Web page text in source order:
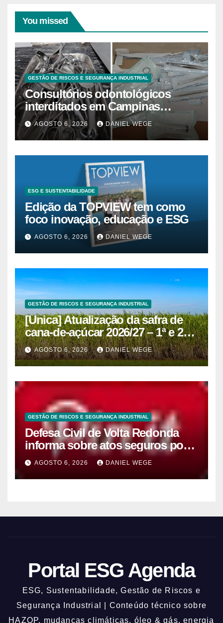
You missed
GESTÃO DE RISCOS E SEGURANÇA INDUSTRIAL
Consultórios odontológicos
interditados em Campinas
superam 2025
AGOSTO 6, 2026 DANIEL WEGE
ESG E SUSTENTABILIDADE
Edição da TOPVIEW tem como
foco inovação, educação e ESG
AGOSTO 6, 2026 DANIEL WEGE
GESTÃO DE RISCOS E SEGURANÇA INDUSTRIAL
[Unica] Atualização da safra de
cana-de-açúcar 2026/27 – 1ª e 2ª
quinzenas de junho
AGOSTO 6, 2026 DANIEL WEGE
GESTÃO DE RISCOS E SEGURANÇA INDUSTRIAL
Defesa Civil de Volta Redonda
informa sobre atos seguros por
conta de efeitos meteorológicos
previstos até domingo (9)
AGOSTO 6, 2026 DANIEL WEGE
Portal ESG Agenda
ESG, Sustentabilidade, Gestão de Riscos e
Segurança Industrial | Conteúdo técnico sobre
HAZOP, mudanças climáticas, óleo & gás, energia